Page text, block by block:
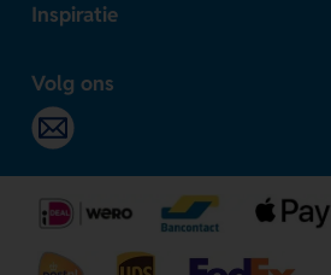
Inspiratie
Volg ons